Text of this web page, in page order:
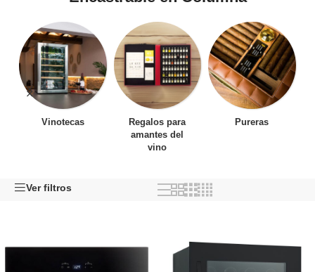
Vinotecas
Regalos para
amantes del
vino
Pureras
Ver filtros